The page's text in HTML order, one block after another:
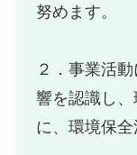
努めます。
２．事業活
響を認識し
に、環境保全